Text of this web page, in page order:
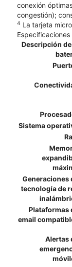
conexión
congestión);
4 La tarjeta
Descripción
Sistema
Generaciones
tecnología de
Plataformas
email
Alertas